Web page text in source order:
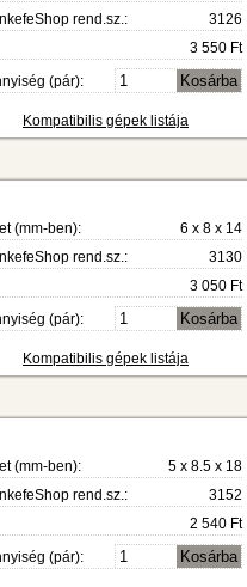
rend.sz.:
3126
3 550 Ft
(pár):
Kompatibilis gépek listája
(mm-ben):
6 x 8 x 14
rend.sz.:
3130
3 050 Ft
(pár):
Kompatibilis gépek listája
(mm-ben):
5 x 8.5 x 18
rend.sz.:
3152
2 540 Ft
(pár):